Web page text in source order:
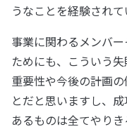
うなことを経験され
事業に関わるメンバ
ためにも、こういう
重要性や今後の計画
とだと思いますし、
あるものは全てやり